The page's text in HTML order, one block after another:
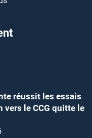
réussit les essais
vers le CCG quitte le